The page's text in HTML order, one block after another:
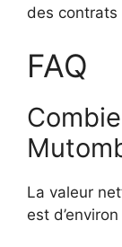
des contrats
FAQ
La valeur
est